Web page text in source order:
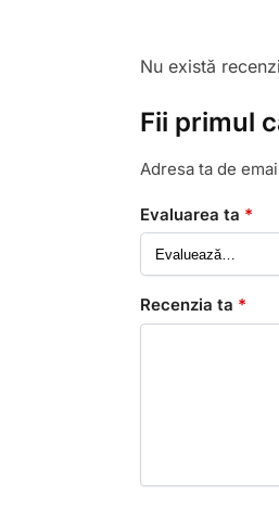
Nu există
Fii primul
Adresa ta de
Evaluarea ta *
Recenzia ta *